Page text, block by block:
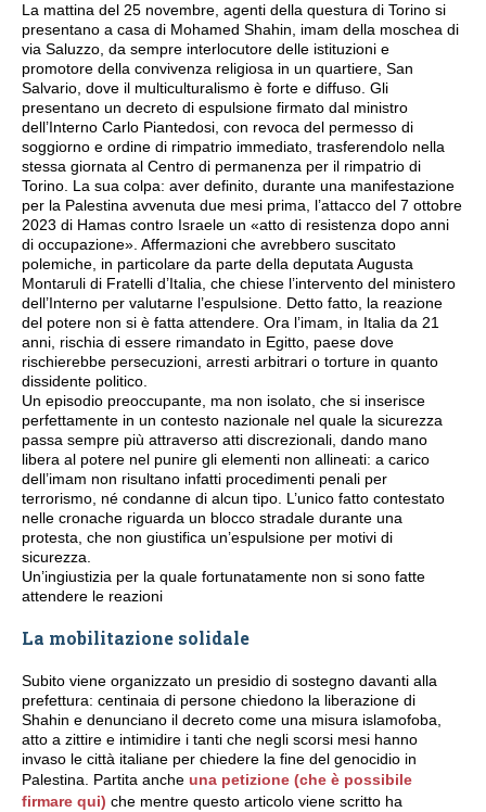
La mattina del 25 novembre, agenti della questura di Torino si
presentano a casa di Mohamed Shahin, imam della moschea di
via Saluzzo, da sempre interlocutore delle istituzioni e
promotore della convivenza religiosa in un quartiere, San
Salvario, dove il multiculturalismo è forte e diffuso. Gli
presentano un decreto di espulsione firmato dal ministro
dell’Interno Carlo Piantedosi, con revoca del permesso di
soggiorno e ordine di rimpatrio immediato, trasferendolo nella
stessa giornata al Centro di permanenza per il rimpatrio di
Torino. La sua colpa: aver definito, durante una manifestazione
per la Palestina avvenuta due mesi prima, l’attacco del 7 ottobre
2023 di Hamas contro Israele un «atto di resistenza dopo anni
di occupazione». Affermazioni che avrebbero suscitato
polemiche, in particolare da parte della deputata Augusta
Montaruli di Fratelli d’Italia, che chiese l’intervento del ministero
dell’Interno per valutarne l’espulsione. Detto fatto, la reazione
del potere non si è fatta attendere. Ora l’imam, in Italia da 21
anni, rischia di essere rimandato in Egitto, paese dove
rischierebbe persecuzioni, arresti arbitrari o torture in quanto
dissidente politico.
Un episodio preoccupante, ma non isolato, che si inserisce
perfettamente in un contesto nazionale nel quale la sicurezza
passa sempre più attraverso atti discrezionali, dando mano
libera al potere nel punire gli elementi non allineati: a carico
dell’imam non risultano infatti procedimenti penali per
terrorismo, né condanne di alcun tipo. L’unico fatto contestato
nelle cronache riguarda un blocco stradale durante una
protesta, che non giustifica un’espulsione per motivi di
sicurezza.
Un’ingiustizia per la quale fortunatamente non si sono fatte
attendere le reazioni
La mobilitazione solidale
Subito viene organizzato un presidio di sostegno davanti alla
prefettura: centinaia di persone chiedono la liberazione di
Shahin e denunciano il decreto come una misura islamofoba,
atto a zittire e intimidire i tanti che negli scorsi mesi hanno
invaso le città italiane per chiedere la fine del genocidio in
Palestina. Partita anche una petizione (che è possibile
firmare qui) che mentre questo articolo viene scritto ha